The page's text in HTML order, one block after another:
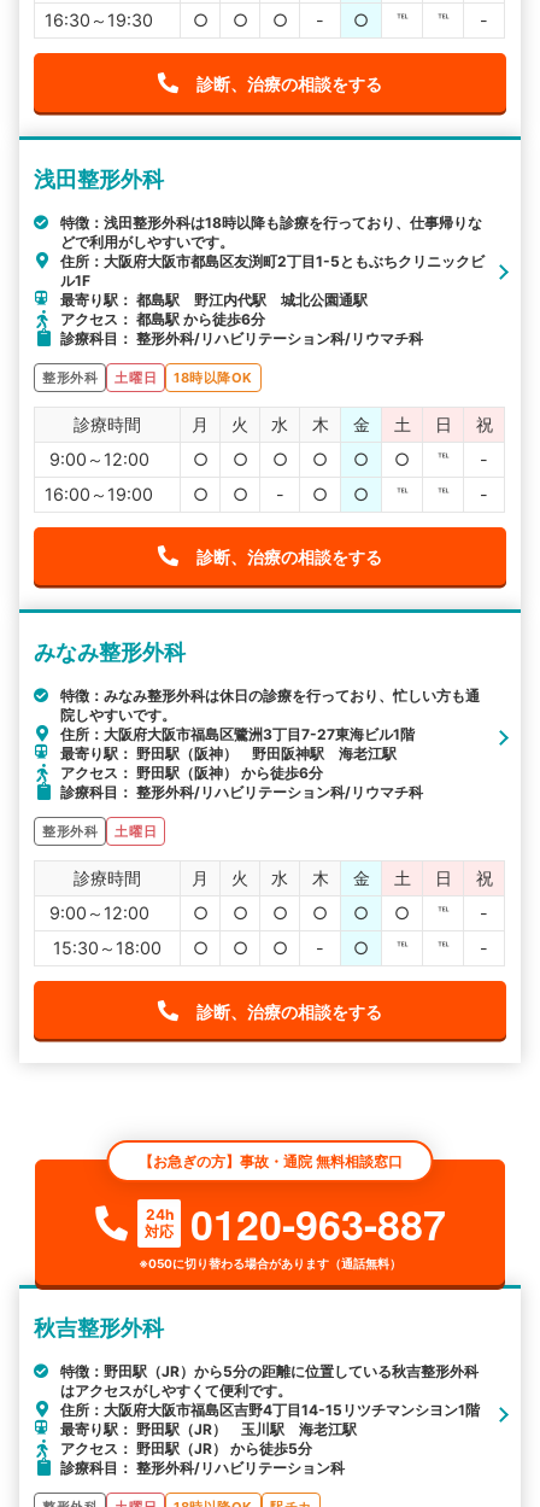
16:30～19:30
○ ○ ○ - ○ ℡ ℡ -
診断、治療の相談をする
浅田整形外科
特徴：浅田整形外科は18時以降も診療を行っており、仕事帰りな
どで利用がしやすいです。
住所：大阪府大阪市都島区友渕町2丁目1-5ともぶちクリニックビ
ル1F
最寄り駅： 都島駅 野江内代駅 城北公園通駅
アクセス： 都島駅 から徒歩6分
診療科目： 整形外科/リハビリテーション科/リウマチ科
整形外科 土曜日 18時以降OK
診療時間 月 火 水 木 金 土 日
祝
9:00～12:00
○ ○ ○ ○ ○ ○ ℡
-
16:00～19:00
○ ○ - ○ ○ ℡ ℡ -
診断、治療の相談をする
みなみ整形外科
特徴：みなみ整形外科は休日の診療を行っており、忙しい方も通
院しやすいです。
住所：大阪府大阪市福島区鷺洲3丁目7-27東海ビル1階
最寄り駅： 野田駅（阪神） 野田阪神駅 海老江駅
アクセス： 野田駅（阪神） から徒歩6分
診療科目： 整形外科/リハビリテーション科/リウマチ科
整形外科 土曜日
診療時間 月 火 水 木 金 土 日
祝
9:00～12:00
○ ○ ○ ○ ○ ○ ℡
-
15:30～18:00
○ ○ ○ - ○ ℡ ℡ -
診断、治療の相談をする
【お急ぎの方】事故・通院 無料相談窓口
24h
対応
0120-963-887
※050に切り替わる場合があります（通話無料）
秋吉整形外科
特徴：野田駅（JR）から5分の距離に位置している秋吉整形外科
はアクセスがしやすくて便利です。
住所：大阪府大阪市福島区吉野4丁目14-15リツチマンシヨン1階
最寄り駅： 野田駅（JR） 玉川駅 海老江駅
アクセス： 野田駅（JR） から徒歩5分
診療科目： 整形外科/リハビリテーション科